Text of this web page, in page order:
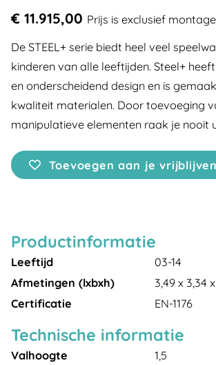
€ 11.915,00 Prijs is exclusief montage
De STEEL+ serie biedt heel veel
kinderen van alle leeftijden. Steel+
en onderscheidend design en is
kwaliteit materialen. Door toevoeging
manipulatieve elementen raak je nooit
Toevoegen aan je
Productinformatie
Leeftijd
03-14
Afmetingen (lxbxh)
3,49 x 3,34
Certificatie
EN-1176
Technische informatie
Valhoogte
1,5